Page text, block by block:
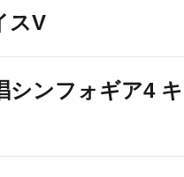
スV
シンフォギア4 キ